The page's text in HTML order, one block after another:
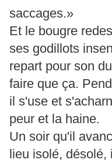
saccages.»
Et le bougre
ses godillots
repart pour son
faire que ça.
il s'use et
peur et la haine.
Un soir qu'il
lieu isolé, désolé,